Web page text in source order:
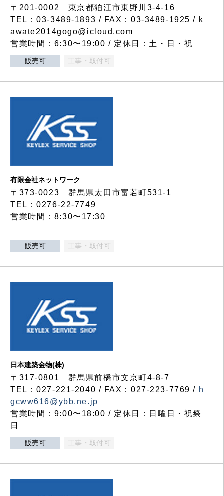
〒201-0002 東京都狛江市東野川3-4-16
TEL：03-3489-1893 / FAX：03-3489-1925 / k
awate2014gogo@icloud.com
営業時間：6:30〜19:00 / 定休日：土・日・祝
販売可 工事・取付可
有限会社ネットワーク
〒373-0023 群馬県太田市富若町531-1
TEL：0276-22-7749
営業時間：8:30〜17:30
販売可 工事・取付可
日本建築金物(株)
〒317‐0801 群馬県前橋市文京町4-8-7
TEL：027-221-2040 / FAX：027-223-7769 / h
gcww616@ybb.ne.jp
営業時間：9:00〜18:00 / 定休日：日曜日・祝祭
日
販売可 工事・取付可